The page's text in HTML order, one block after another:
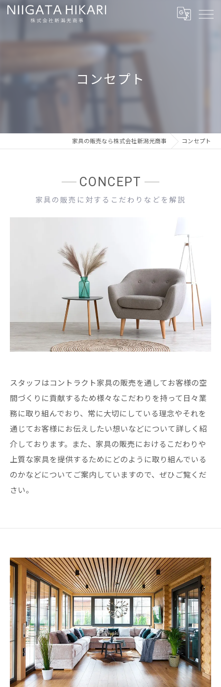
コンセプト
家具の販売なら株式会社新潟光商事 コンセプト
家具の販売に対するこだわりなどを解説
CONCEPT
スタッフはコントラクト家具の販売を通してお客様の空
間づくりに貢献するため様々なこだわりを持って日々業
務に取り組んでおり、常に大切にしている理念やそれを
通じてお客様にお伝えしたい想いなどについて詳しく紹
介しております。また、家具の販売におけるこだわりや
上質な家具を提供するためにどのように取り組んでいる
のかなどについてご案内していますので、ぜひご覧くだ
さい。